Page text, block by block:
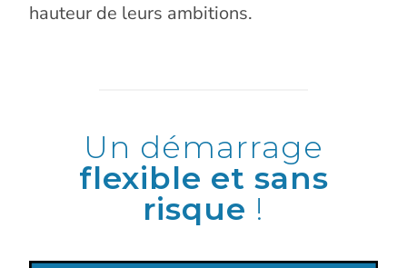
hauteur de leurs ambitions.
Un démarrage
flexible et sans
risque !